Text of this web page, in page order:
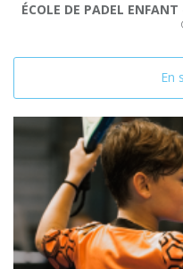
ÉCOLE DE PADEL
En